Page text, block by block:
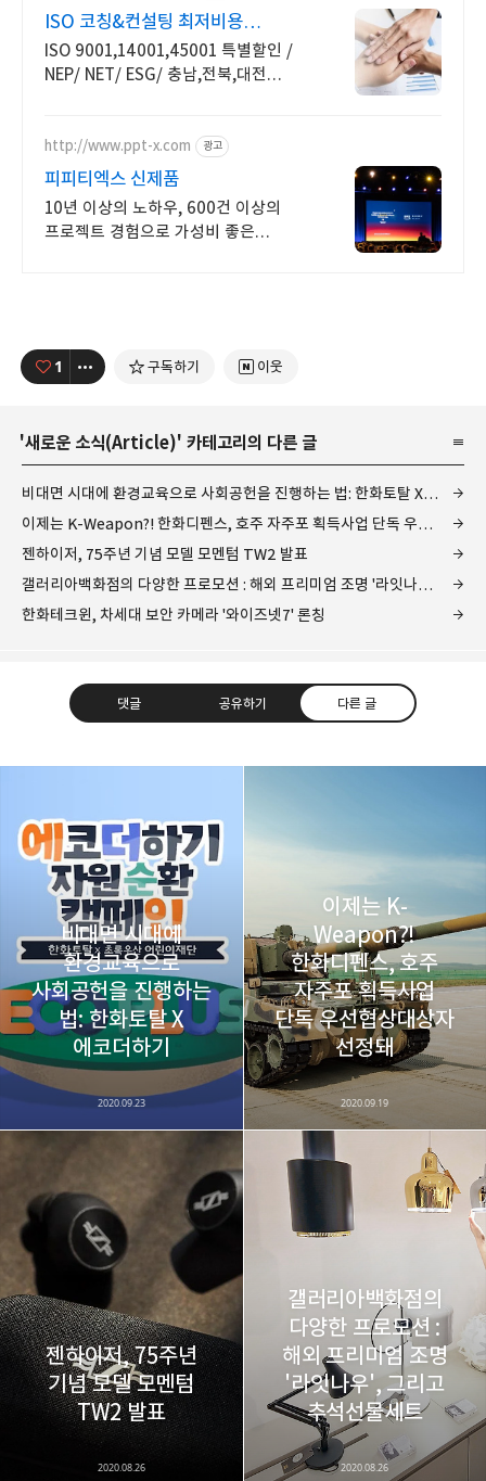
ISO 코칭&컨설팅 최저비용
최단기간 최고서비스
ISO 9001,14001,45001 특별할인 /
NEP/ NET/ ESG/ 충남,전북,대전
http://www.ppt-x.com 광고
피피티엑스 신제품
10년 이상의 노하우, 600건 이상의
프로젝트 경험으로 가성비 좋은
1 구독하기 이웃
'새로운 소식(Article)' 카테고리의 다른 글
비대면 시대에 환경교육으로 사회공헌을 진행하는 법: 한화토탈 X 에코더하기
이제는 K-Weapon?! 한화디펜스, 호주 자주포 획득사업 단독 우선협상대상자 선정돼
젠하이저, 75주년 기념 모델 모멘텀 TW2 발표
갤러리아백화점의 다양한 프로모션 : 해외 프리미엄 조명 '라잇나우', 그리고 추석선물세트
한화테크윈, 차세대 보안 카메라 '와이즈넷7' 론칭
댓글 공유하기 다른 글
레이니아
다방면의 깊은 관심과 얕은 이해도를 갖춘 보편적
비주류이자 진화하는 영원한 주변인.
구독하기
구독하기 카카오톡
카카오스토리 밴드 네이버 블로그
비대면 시대에
환경교육으로
사회공헌을 진행하는
법: 한화토탈 X
에코더하기
2020.09.23
이제는 K-
Weapon?!
한화디펜스, 호주
자주포 획득사업
단독 우선협상대상자
선정돼
2020.09.19
젠하이저, 75주년
기념 모델 모멘텀
TW2 발표
2020.08.26
갤러리아백화점의
다양한 프로모션 :
해외 프리미엄 조명
'라잇나우', 그리고
추석선물세트
2020.08.26